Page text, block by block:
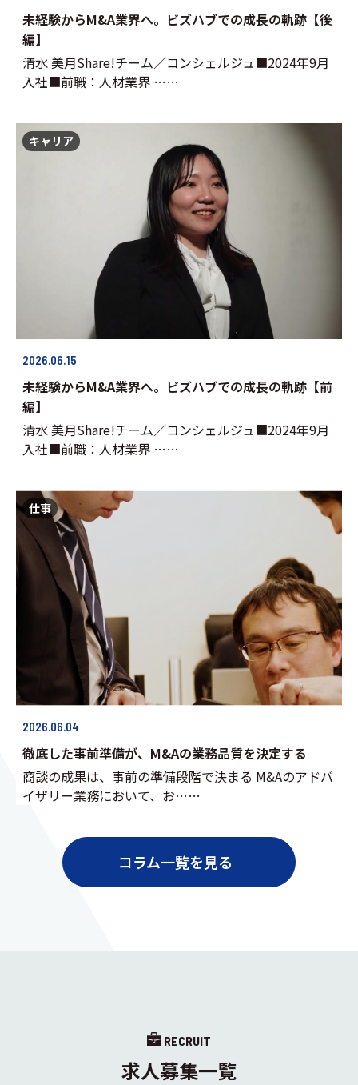
未経験からM&A業界へ。ビズハブでの成長の軌跡【後
編】
清水 美月Share!チーム／コンシェルジュ■2024年9月
入社■前職：人材業界 ……
2026.06.15
未経験からM&A業界へ。ビズハブでの成長の軌跡【前
編】
清水 美月Share!チーム／コンシェルジュ■2024年9月
入社■前職：人材業界 ……
キャリア
2026.06.04
徹底した事前準備が、M&Aの業務品質を決定する
商談の成果は、事前の準備段階で決まる M&Aのアドバ
イザリー業務において、お……
仕事
コラム一覧を見る
RECRUIT
求人募集一覧